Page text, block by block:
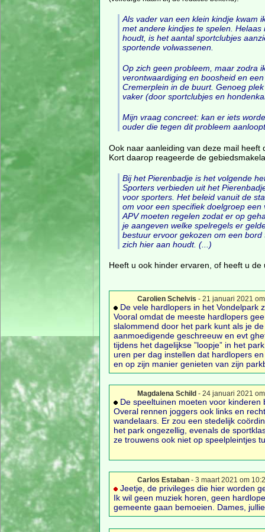
Als vader van een klein kindje kwam
met andere kindjes te spelen.
houdt, is het aantal sportclubjes
sportende volwassenen.
Op zich geen probleem, maar zodra
verontwaardiging en boosheid en
Cremerplein in de buurt. Genoeg
vaker (door sportclubjes en
Mijn vraag concreet: kan er iets
ouder die tegen dit probleem
Ook naar aanleiding van deze mail heeft
Kort daarop reageerde de
Bij het Pierenbadje is het volgende
Sporters verbieden uit het
voor sporters. Het beleid vanuit de
om voor een specifiek doelgroep
APV moeten regelen zodat er op
je aangeven welke spelregels er
bestuur ervoor gekozen om een
zich hier aan houdt. (...)
Heeft u ook hinder ervaren, of heeft u
Carolien Schelvis - 21 januari 2021
De vele hardlopers in het Vondelpark
Vooral omdat de meeste hardlopers
slalommend door het park kunt als je
aanmoedigende geschreeuw en evt
tijdens het dagelijkse ”loopje” in het
uren per dag instellen dat hardlopers
en op zijn manier genieten van zijn
Magdalena Schild - 24 januari 2021
De speeltuinen moeten voor kinderen
Overal rennen joggers ook links en
wandelaars. Er zou een stedelijk
het park ongezellig, evenals de
ze trouwens ook niet op speelpleintjes
Carlos Estaban- 3 maart 2021 om
Jeetje, de privileges die hier worden
Ik wil geen muziek horen, geen
gemeente gaan bemoeien. Dames,